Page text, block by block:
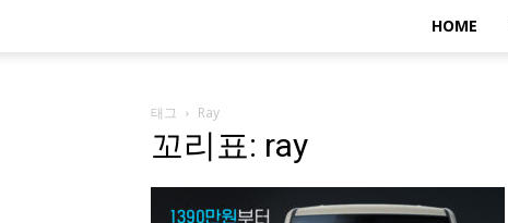
HOME
태그 Ray
꼬리표: ray